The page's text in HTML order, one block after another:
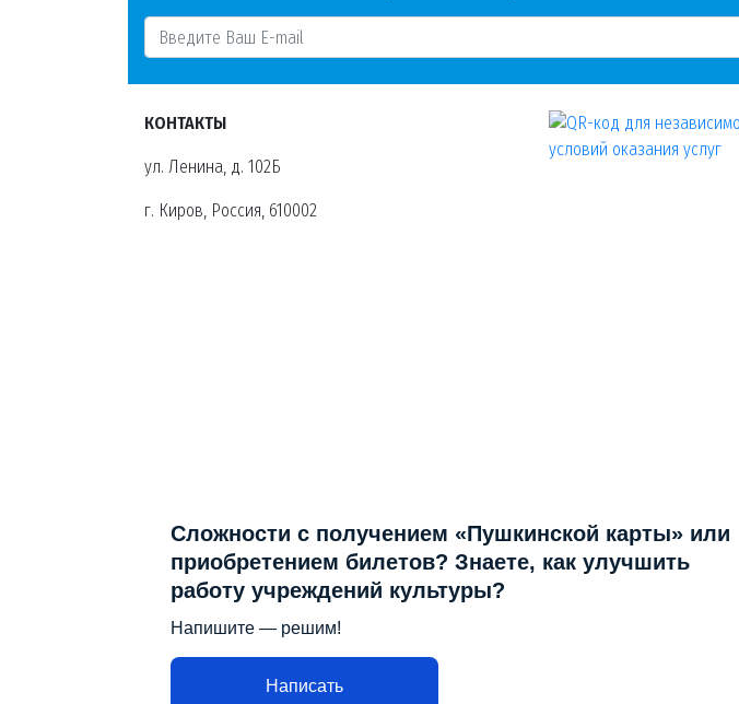
КОНТАКТЫ
ул. Ленина, д. 102Б
г. Киров, Россия, 610002
Сложности с получением «Пушкинской карты» или
приобретением билетов? Знаете, как улучшить
работу учреждений культуры?
Напишите — решим!
Написать